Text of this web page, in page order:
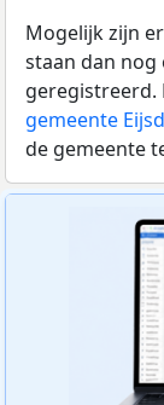
Mogelijk zijn
staan dan nog
geregistreerd.
gemeente
de gemeente